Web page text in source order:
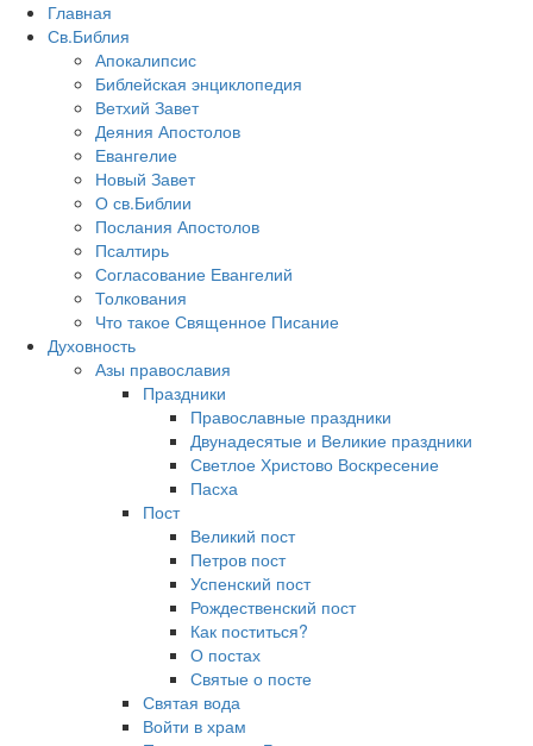
Главная
Св.Библия
Апокалипсис
Библейская энциклопедия
Ветхий Завет
Деяния Апостолов
Евангелие
Новый Завет
О св.Библии
Послания Апостолов
Псалтирь
Согласование Евангелий
Толкования
Что такое Священное Писание
Духовность
Азы православия
Праздники
Православные праздники
Двунадесятые и Великие праздники
Светлое Христово Воскресение
Пасха
Пост
Великий пост
Петров пост
Успенский пост
Рождественский пост
Как поститься?
О постах
Святые о посте
Святая вода
Войти в храм